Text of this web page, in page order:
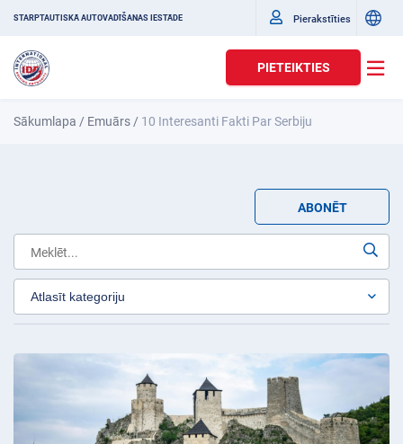
STARPTAUTISKĀ AUTOVADĪŠANAS IESTĀDE Pierakstīties
PIETEIKTIES
Sākumlapa / Emuārs / 10 Interesanti Fakti Par Serbiju
ABONĒT